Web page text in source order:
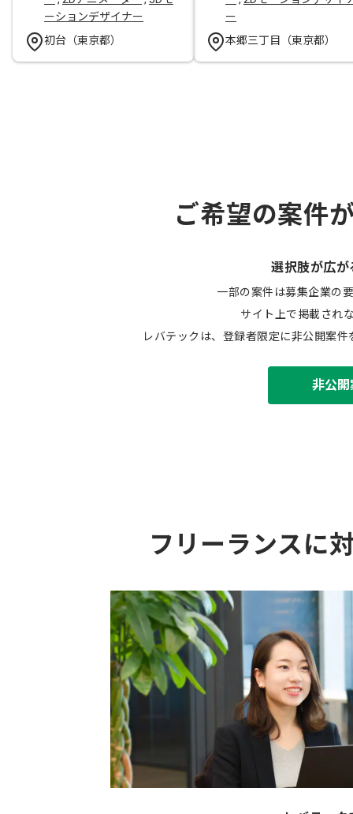
ーションデザイナー
初台（東京都）
ー
本郷三丁目（東京都）
ご希望の案件
選択肢が広が
一部の案件は募集企業の
サイト上で掲載され
レバテックは、登録者限定に非公開案
非公
フリーランスに